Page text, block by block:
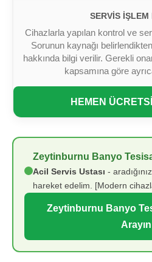
SERVIS İŞLEM
Cihazlarla yapılan kontrol ve
Sorunun kaynağı
hakkında bilgi verilir. Gerekli
kapsamına göre
HEMEN
Zeytinburnu Banyo
Acil Servis Ustası -
hareket edelim. [Modern
Zeytinburnu Banyo
Arayın